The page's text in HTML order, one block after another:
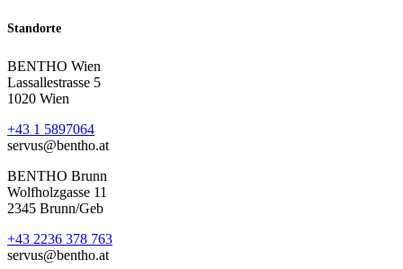
Standorte
BENTHO Wien
Lassallestrasse 5
1020 Wien
+43 1 5897064
servus@bentho.at
BENTHO Brunn
Wolfholzgasse 11
2345 Brunn/Geb
+43 2236 378 763
servus@bentho.at